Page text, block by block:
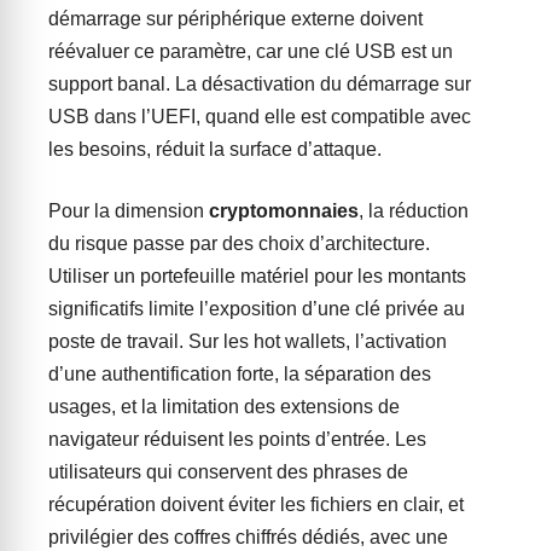
démarrage sur périphérique externe doivent
réévaluer ce paramètre, car une clé USB est un
support banal. La désactivation du démarrage sur
USB dans l’UEFI, quand elle est compatible avec
les besoins, réduit la surface d’attaque.
Pour la dimension cryptomonnaies, la réduction
du risque passe par des choix d’architecture.
Utiliser un portefeuille matériel pour les montants
significatifs limite l’exposition d’une clé privée au
poste de travail. Sur les hot wallets, l’activation
d’une authentification forte, la séparation des
usages, et la limitation des extensions de
navigateur réduisent les points d’entrée. Les
utilisateurs qui conservent des phrases de
récupération doivent éviter les fichiers en clair, et
privilégier des coffres chiffrés dédiés, avec une